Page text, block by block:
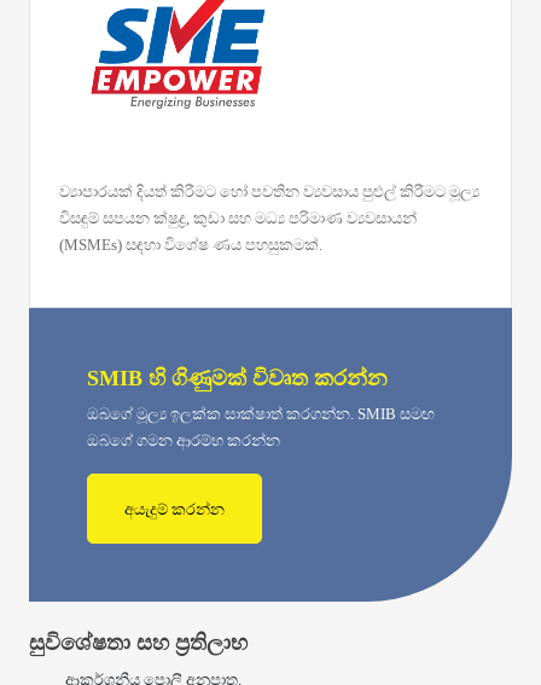
ව්‍යාපාරයක් දියත් කිරීමට හෝ පවතින ව්‍යවසාය පුළුල් කිරීමට මූල්‍ය
විසඳුම් සපයන ක්ෂුද්‍ර, කුඩා සහ මධ්‍ය පරිමාණ ව්‍යවසායන්
(MSMEs) සඳහා විශේෂ ණය පහසුකමක්.
SMIB හි ගිණුමක් විවෘත කරන්න
ඔබගේ මූල්‍ය ඉලක්ක සාක්ෂාත් කරගන්න. SMIB සමඟ
ඔබගේ ගමන ආරම්භ කරන්න
අයැදුම් කරන්න
සුවිශේෂතා සහ ප්‍රතිලාභ
ආකර්ශනීය පොලී අනුපාත.